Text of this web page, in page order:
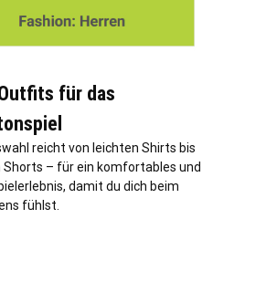
für das
reicht von leichten Shirts bis
Shorts – für ein komfortables und
damit du dich beim
fühlst.